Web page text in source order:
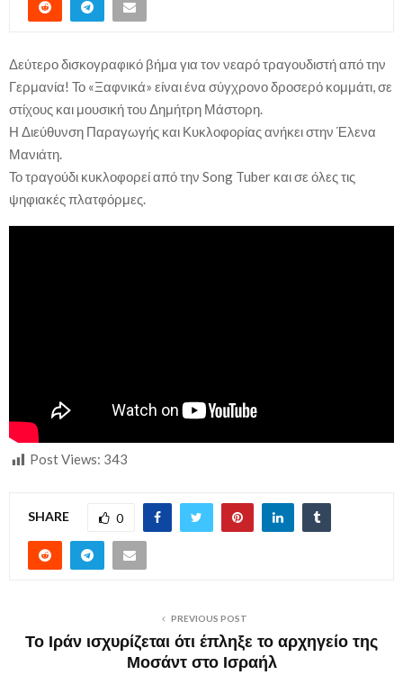
Δεύτερο δισκογραφικό βήμα για τον νεαρό τραγουδιστή από την
Γερμανία! Το «Ξαφνικά» είναι ένα σύγχρονο δροσερό κομμάτι, σε
στίχους και μουσική του Δημήτρη Μάστορη.
Η Διεύθυνση Παραγωγής και Κυκλοφορίας ανήκει στην Έλενα
Μανιάτη.
Το τραγούδι κυκλοφορεί από την Song Tuber και σε όλες τις
ψηφιακές πλατφόρμες.
Post Views: 343
SHARE 0
PREVIOUS POST
Το Ιράν ισχυρίζεται ότι έπληξε το αρχηγείο της
Μοσάντ στο Ισραήλ